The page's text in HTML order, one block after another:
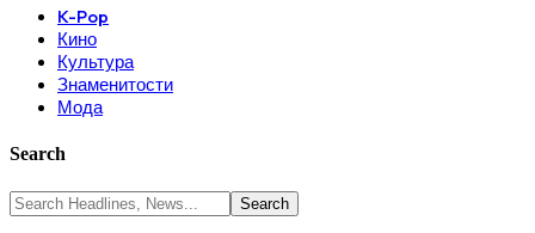
K-Pop
Кино
Культура
Знаменитости
Мода
Search